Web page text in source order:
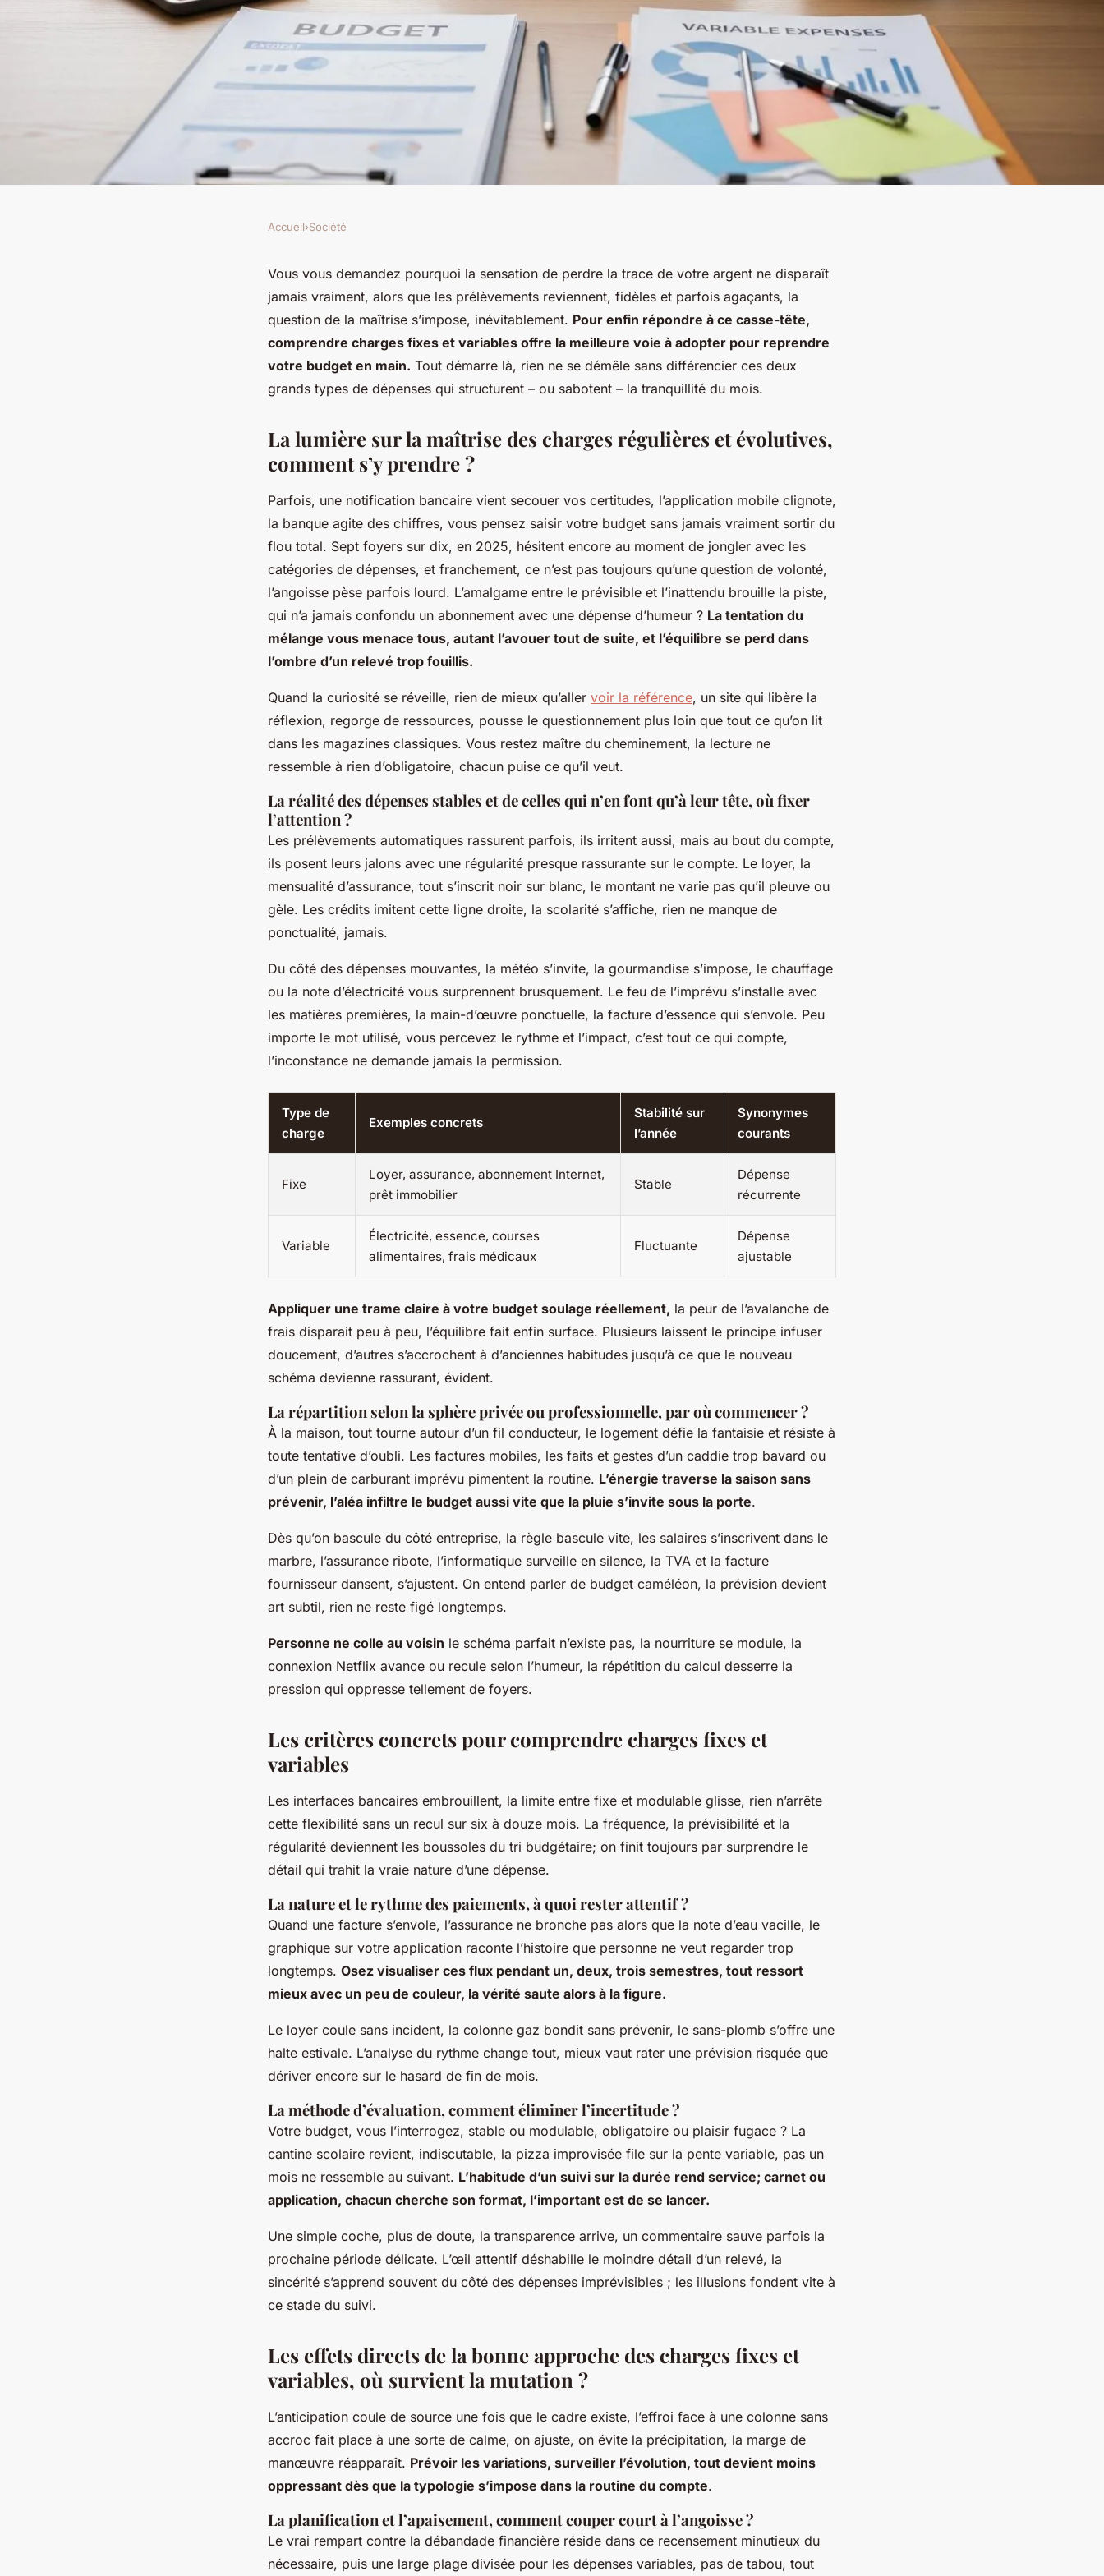
Les charges fixes et variables :
comment les distinguer pour mieux
gérer son budget
Accueil›Société
Vous vous demandez pourquoi la sensation de perdre la trace de votre argent ne disparaît
jamais vraiment, alors que les prélèvements reviennent, fidèles et parfois agaçants, la
question de la maîtrise s’impose, inévitablement. Pour enfin répondre à ce casse-tête,
comprendre charges fixes et variables offre la meilleure voie à adopter pour reprendre
votre budget en main. Tout démarre là, rien ne se démêle sans différencier ces deux
grands types de dépenses qui structurent – ou sabotent – la tranquillité du mois.
La lumière sur la maîtrise des charges régulières et évolutives,
comment s’y prendre ?
Parfois, une notification bancaire vient secouer vos certitudes, l’application mobile clignote,
la banque agite des chiffres, vous pensez saisir votre budget sans jamais vraiment sortir du
flou total. Sept foyers sur dix, en 2025, hésitent encore au moment de jongler avec les
catégories de dépenses, et franchement, ce n’est pas toujours qu’une question de volonté,
l’angoisse pèse parfois lourd. L’amalgame entre le prévisible et l’inattendu brouille la piste,
qui n’a jamais confondu un abonnement avec une dépense d’humeur ? La tentation du
mélange vous menace tous, autant l’avouer tout de suite, et l’équilibre se perd dans
l’ombre d’un relevé trop fouillis.
Quand la curiosité se réveille, rien de mieux qu’aller voir la référence, un site qui libère la
réflexion, regorge de ressources, pousse le questionnement plus loin que tout ce qu’on lit
dans les magazines classiques. Vous restez maître du cheminement, la lecture ne
ressemble à rien d’obligatoire, chacun puise ce qu’il veut.
La réalité des dépenses stables et de celles qui n’en font qu’à leur tête, où fixer
l’attention ?
Les prélèvements automatiques rassurent parfois, ils irritent aussi, mais au bout du compte,
ils posent leurs jalons avec une régularité presque rassurante sur le compte. Le loyer, la
mensualité d’assurance, tout s’inscrit noir sur blanc, le montant ne varie pas qu’il pleuve ou
gèle. Les crédits imitent cette ligne droite, la scolarité s’affiche, rien ne manque de
ponctualité, jamais.
Du côté des dépenses mouvantes, la météo s’invite, la gourmandise s’impose, le chauffage
ou la note d’électricité vous surprennent brusquement. Le feu de l’imprévu s’installe avec
les matières premières, la main-d’œuvre ponctuelle, la facture d’essence qui s’envole. Peu
importe le mot utilisé, vous percevez le rythme et l’impact, c’est tout ce qui compte,
l’inconstance ne demande jamais la permission.
Type de
charge
Exemples concrets
Stabilité sur
l’année
Synonymes
courants
Fixe
Loyer, assurance, abonnement Internet,
prêt immobilier
Stable
Dépense
récurrente
Variable
Électricité, essence, courses
alimentaires, frais médicaux
Fluctuante
Dépense
ajustable
Appliquer une trame claire à votre budget soulage réellement, la peur de l’avalanche de
frais disparait peu à peu, l’équilibre fait enfin surface. Plusieurs laissent le principe infuser
doucement, d’autres s’accrochent à d’anciennes habitudes jusqu’à ce que le nouveau
schéma devienne rassurant, évident.
La répartition selon la sphère privée ou professionnelle, par où commencer ?
À la maison, tout tourne autour d’un fil conducteur, le logement défie la fantaisie et résiste à
toute tentative d’oubli. Les factures mobiles, les faits et gestes d’un caddie trop bavard ou
d’un plein de carburant imprévu pimentent la routine. L’énergie traverse la saison sans
prévenir, l’aléa infiltre le budget aussi vite que la pluie s’invite sous la porte.
Dès qu’on bascule du côté entreprise, la règle bascule vite, les salaires s’inscrivent dans le
marbre, l’assurance ribote, l’informatique surveille en silence, la TVA et la facture
fournisseur dansent, s’ajustent. On entend parler de budget caméléon, la prévision devient
art subtil, rien ne reste figé longtemps.
Personne ne colle au voisin le schéma parfait n’existe pas, la nourriture se module, la
connexion Netflix avance ou recule selon l’humeur, la répétition du calcul desserre la
pression qui oppresse tellement de foyers.
Les critères concrets pour comprendre charges fixes et
variables
Les interfaces bancaires embrouillent, la limite entre fixe et modulable glisse, rien n’arrête
cette flexibilité sans un recul sur six à douze mois. La fréquence, la prévisibilité et la
régularité deviennent les boussoles du tri budgétaire; on finit toujours par surprendre le
détail qui trahit la vraie nature d’une dépense.
La nature et le rythme des paiements, à quoi rester attentif ?
Quand une facture s’envole, l’assurance ne bronche pas alors que la note d’eau vacille, le
graphique sur votre application raconte l’histoire que personne ne veut regarder trop
longtemps. Osez visualiser ces flux pendant un, deux, trois semestres, tout ressort
mieux avec un peu de couleur, la vérité saute alors à la figure.
Le loyer coule sans incident, la colonne gaz bondit sans prévenir, le sans-plomb s’offre une
halte estivale. L’analyse du rythme change tout, mieux vaut rater une prévision risquée que
dériver encore sur le hasard de fin de mois.
La méthode d’évaluation, comment éliminer l’incertitude ?
Votre budget, vous l’interrogez, stable ou modulable, obligatoire ou plaisir fugace ? La
cantine scolaire revient, indiscutable, la pizza improvisée file sur la pente variable, pas un
mois ne ressemble au suivant. L’habitude d’un suivi sur la durée rend service; carnet ou
application, chacun cherche son format, l’important est de se lancer.
Une simple coche, plus de doute, la transparence arrive, un commentaire sauve parfois la
prochaine période délicate. L’œil attentif déshabille le moindre détail d’un relevé, la
sincérité s’apprend souvent du côté des dépenses imprévisibles ; les illusions fondent vite à
ce stade du suivi.
Les effets directs de la bonne approche des charges fixes et
variables, où survient la mutation ?
L’anticipation coule de source une fois que le cadre existe, l’effroi face à une colonne sans
accroc fait place à une sorte de calme, on ajuste, on évite la précipitation, la marge de
manœuvre réapparaît. Prévoir les variations, surveiller l’évolution, tout devient moins
oppressant dès que la typologie s’impose dans la routine du compte.
La planification et l’apaisement, comment couper court à l’angoisse ?
Le vrai rempart contre la débandade financière réside dans ce recensement minutieux du
nécessaire, puis une large plage divisée pour les dépenses variables, pas de tabou, tout